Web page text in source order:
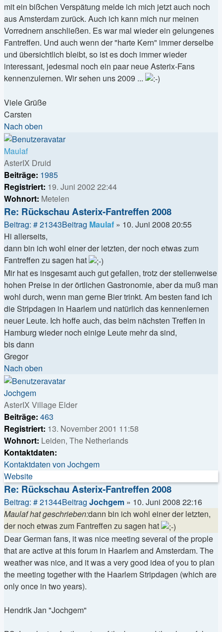
mit ein bißchen Verspätung melde ich mich jetzt auch noch
aus Amsterdam zurück. Auch ich kann mich nur meinen
Vorrednern anschließen. Es war mal wieder ein gelungenes
Fantreffen. Und auch wenn der "harte Kern" immer derselbe
und übersichtlich bleibt, so ist es doch immer wieder
interessant, jedesmal noch ein paar neue Asterix-Fans
kennenzulernen. Wir sehen uns 2009 ...
Viele Grüße
Carsten
Nach oben
Maulaf
AsterIX Druid
Beiträge: 1985
Registriert: 19. Juni 2002 22:44
Wohnort: Metelen
Re: Rückschau Asterix-Fantreffen 2008
Beitrag: # 21343Beitrag Maulaf » 10. Juni 2008 20:55
Hi allerseits,
dann bin ich wohl einer der letzten, der noch etwas zum
Fantreffen zu sagen hat
Mir hat es insgesamt auch gut gefallen, trotz der stellenweise
hohen Preise in der örtlichen Gastronomie, aber da muß man
wohl durch, wenn man gerne Bier trinkt. Am besten fand ich
die Stripdagen in Haarlem und natürlich das kennenlernen
neuer Leute. Ich hoffe auch, das beim nächsten Treffen in
Hamburg wieder noch einige Leute mehr da sind,
bis dann
Gregor
Nach oben
Jochgem
AsterIX Village Elder
Beiträge: 463
Registriert: 13. November 2001 11:58
Wohnort: Leiden, The Netherlands
Kontaktdaten:
Kontaktdaten von Jochgem
Website
Re: Rückschau Asterix-Fantreffen 2008
Beitrag: # 21344Beitrag Jochgem » 10. Juni 2008 22:16
Maulaf hat geschrieben:dann bin ich wohl einer der letzten,
der noch etwas zum Fantreffen zu sagen hat
Dear German fans, it was nice meeting several of the prople
that are active at this forum in Haarlem and Amsterdam. The
weather was nice, and it was a very good idea of you to plan
the meeting together with the Haarlem Stripdagen (which are
only once in two years).
Hendrik Jan "Jochgem"